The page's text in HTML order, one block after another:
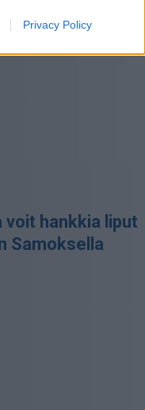
Privacy Policy
voit hankkia liput
Samoksella